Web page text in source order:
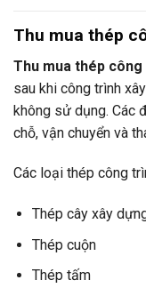
Thu mua thép
Thu mua thép
sau khi công trình
không sử dụng. Các
chỗ, vận chuyển và
Các loại thép công
Thép cây xây
Thép cuộn
Thép tấm